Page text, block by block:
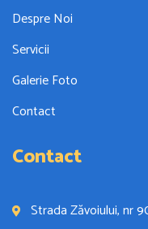
Despre Noi
Servicii
Galerie Foto
Contact
Contact
Strada Zăvoiului, nr